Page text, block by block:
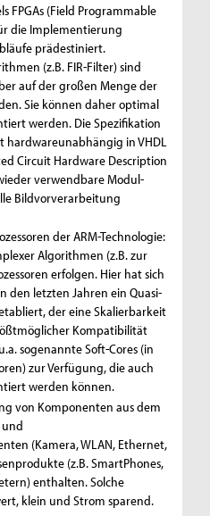
FPGAs (Field Programmable
die Implementierung
prädestiniert.
(z.B. FIR-Filter) sind
auf der großen Menge der
Sie können daher optimal
werden. Die Spezifikation
in VHDL
Circuit Hardware Description
verwendbare Modul-
Bildvorverarbeitung
der ARM-Technologie:
Algorithmen (z.B. zur
erfolgen. Hier hat sich
den letzten Jahren ein Quasi-
der eine Skalierbarkeit
Kompatibilität
sogenannte Soft-Cores (in
zur Verfügung, die auch
werden können.
von Komponenten aus dem
und
(Kamera, WLAN, Ethernet,
(z.B. SmartPhones,
enthalten. Solche
klein und Strom sparend.